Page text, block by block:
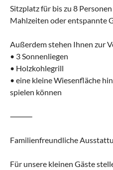
Sitzplatz für bis zu 8
Mahlzeiten oder entspannte
Außerdem stehen Ihnen zur
• 3 Sonnenliegen
• Holzkohlegrill
• eine kleine Wiesenfläche
spielen können
⸻
Familienfreundliche
Für unsere kleinen Gäste